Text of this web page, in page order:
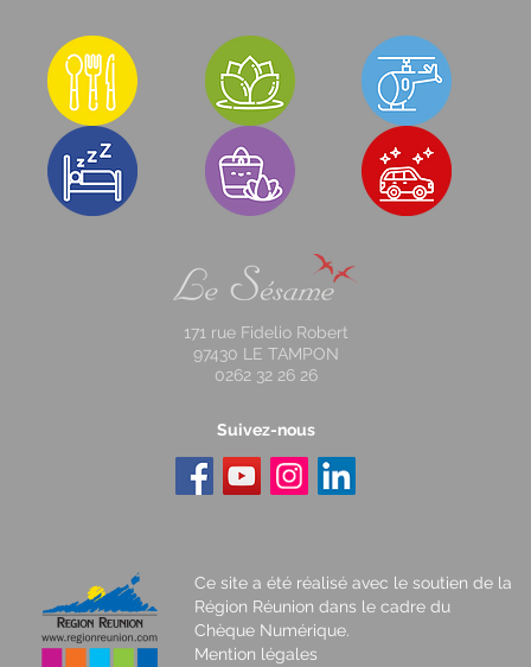
171 rue Fidelio Robert
97430 LE TAMPON
0262 32 26 26
Suivez-nous
Ce site a été réalisé avec le soutien de la
Région Réunion dans le cadre du
Chèque Numérique.
Mention légales